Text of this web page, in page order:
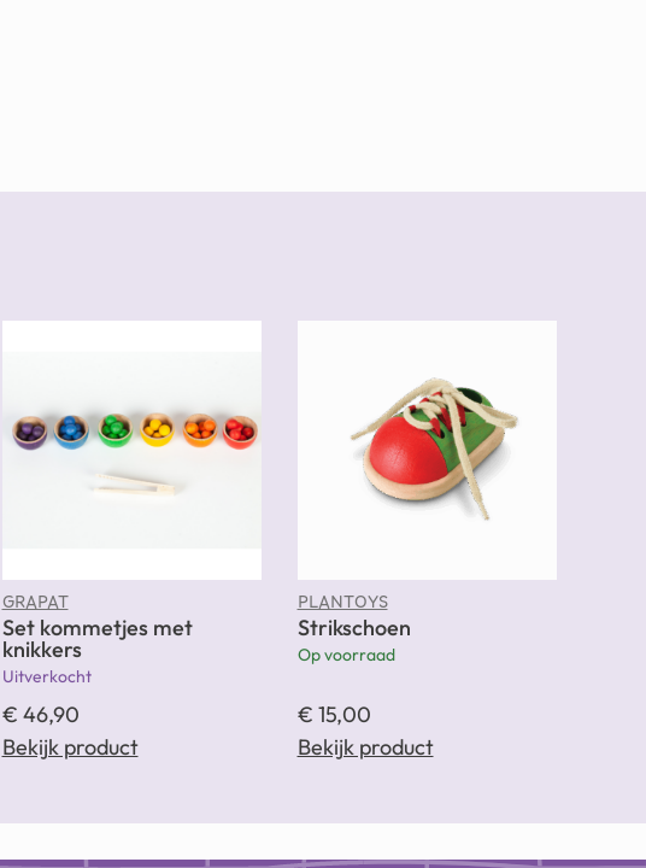
GRAPAT
Set kommetjes met
knikkers
Uitverkocht
€ 46,90
Bekijk product
PLANTOYS
Strikschoen
Op voorraad
€ 15,00
Bekijk product